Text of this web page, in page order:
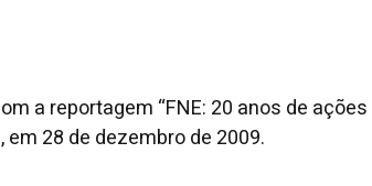
a reportagem “FNE: 20 anos de
28 de dezembro de 2009.